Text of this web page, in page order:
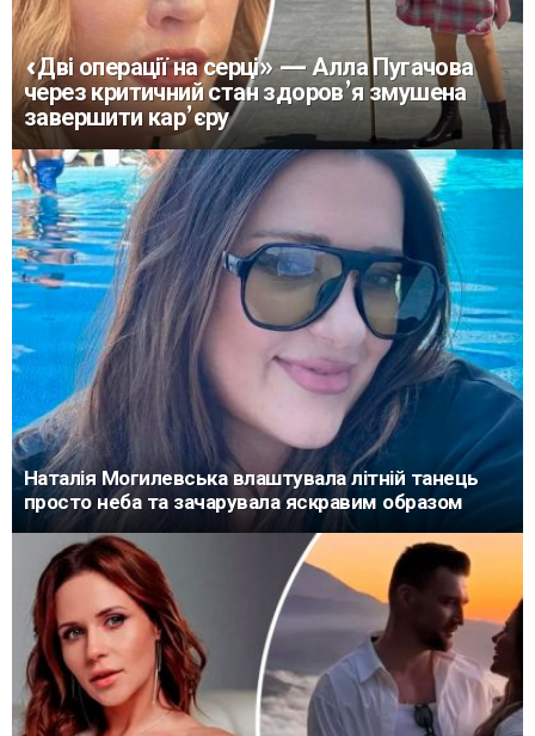
«Дві операції на серці» — Алла Пугачова
через критичний стан здоров’я змушена
завершити кар’єру
Наталія Могилевська влаштувала літній танець
просто неба та зачарувала яскравим образом